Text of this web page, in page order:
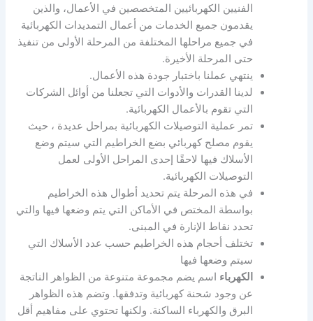
الفنيين الكهربائيين المتخصصين في الأعمال، والذين
يقدمون جميع الخدمات من أعمال التمديدات الكهربائية
في جميع مراحلها المختلفة من المرحلة الأولى من تنفيذ
حتى المرحلة الأخيرة.
ينتهي عملنا باختبار جودة هذه الأعمال.
لدينا القدرات والأدوات التي تجعلنا من أوائل الشركات
التي تقوم بالأعمال الكهربائية.
تمر عملية التوصيلات الكهربائية بمراحل عديدة ، حيث
يقوم مصلح كهربائي بضع الخراطيم التي سيتم وضع
الأسلاك فيها لاحقًا إحدى المراحل الأولى لعمل
التوصيلات الكهربائية.
في هذه المرحلة يتم تحديد أطوال هذه الخراطيم
بواسطة المختص في الأماكن التي يتم وضعها فيها والتي
تحدد نقاط الإنارة في المبنى.
تختلف أحجام هذه الخراطيم حسب عدد الأسلاك التي
سيتم وضعها فيها
الكهرباء اسم يضم مجموعة متنوعة من الظواهر الناتجة
عن وجود شحنة كهربائية وتدفقها. وتضم هذه الظواهر
البرق والكهرباء الساكنة. ولكنها تحتوي على مفاهيم أقل